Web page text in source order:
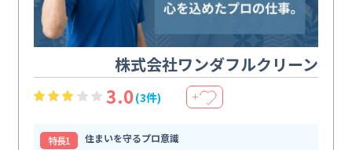
株式会社ワンダフルクリーン
3.0(3件) ＋
特⻑1
住まいを守るプロ意識